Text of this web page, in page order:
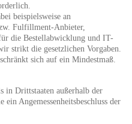
beispielsweise an
Fulfillment-Anbieter,
die Bestellabwicklung und IT-
strikt die gesetzlichen Vorgaben.
sich auf ein Mindestmaß.
in Drittstaaten außerhalb der
Angemessenheitsbeschluss der